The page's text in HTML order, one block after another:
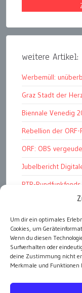
Um dir ein optimales
Cookies, um
Wenn du diesen
Surfverhalten oder
deine Zustimmung nicht
Merkmale und Funktionen
weitere Artikel:
Werbemüll:
Graz Stadt der
Biennale Venedig
Rebellion der
ORF: OBS
Jubelbericht
RTR-
Kunstmarkt:
Woher kommen
DDR 4.0: Der Fall